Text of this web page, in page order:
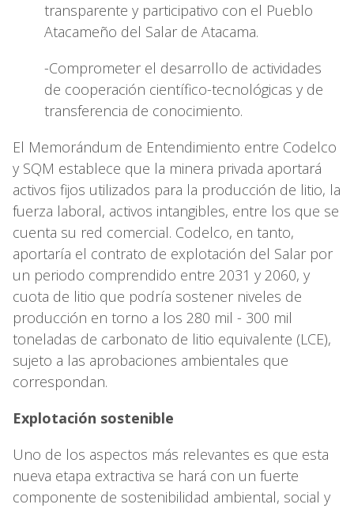
transparente y participativo con el Pueblo
Atacameño del Salar de Atacama.
-Comprometer el desarrollo de actividades
de cooperación científico-tecnológicas y de
transferencia de conocimiento.
El Memorándum de Entendimiento entre Codelco
y SQM establece que la minera privada aportará
activos fijos utilizados para la producción de litio, la
fuerza laboral, activos intangibles, entre los que se
cuenta su red comercial. Codelco, en tanto,
aportaría el contrato de explotación del Salar por
un periodo comprendido entre 2031 y 2060, y
cuota de litio que podría sostener niveles de
producción en torno a los 280 mil - 300 mil
toneladas de carbonato de litio equivalente (LCE),
sujeto a las aprobaciones ambientales que
correspondan.
Explotación sostenible
Uno de los aspectos más relevantes es que esta
nueva etapa extractiva se hará con un fuerte
componente de sostenibilidad ambiental, social y